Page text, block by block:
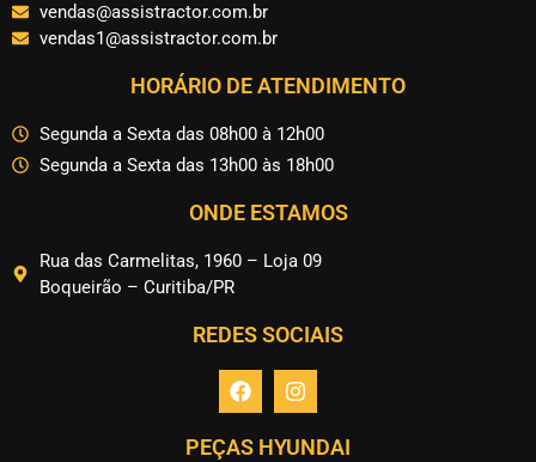
vendas@assistractor.com.br
vendas1@assistractor.com.br
HORÁRIO DE ATENDIMENTO
Segunda a Sexta das 08h00 à 12h00
Segunda a Sexta das 13h00 às 18h00
ONDE ESTAMOS
Rua das Carmelitas, 1960 – Loja 09
Boqueirão – Curitiba/PR
REDES SOCIAIS
PEÇAS HYUNDAI